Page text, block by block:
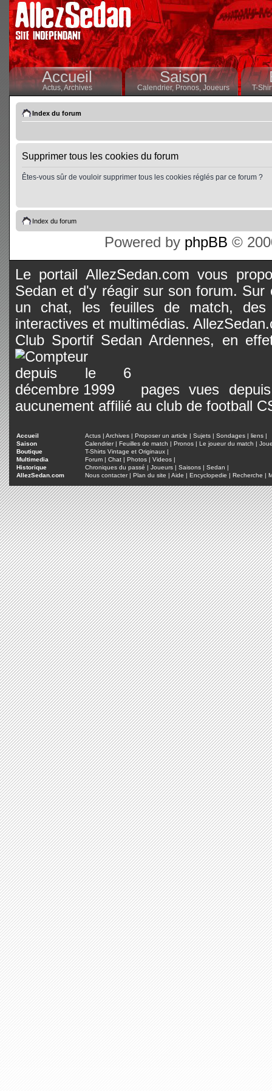
Accueil
Actus,Archives
Saison
Calendrier,Pronos, Joueurs T-
Index du forum
Supprimer tous les cookies du forum
Êtes-vous sûr de vouloir supprimer tous les cookies réglés par ce forum ?
Index du forum
Powered by phpBB ©
Le portail AllezSedan.com vous
Sedan et d'y réagir sur son forum.
un chat, les feuilles de match, des
interactives et multimédias.
Club Sportif Sedan Ardennes, en
pages vues
aucunement affilié au club de football
Accueil Actus | Archives | Proposer un article | Sujets | Sondages | liens |
Saison
Calendrier| Feuilles de match | Pronos | Le joueur du match |
Boutique
T-Shirts Vintage et Originaux |
Multimedia
Forum | Chat | Photos | Videos |
Historique
Chroniques du passé | Joueurs | Saisons | Sedan |
AllezSedan.com
Nous contacter| Plan du site | Aide | Encyclopedie | Recherche |